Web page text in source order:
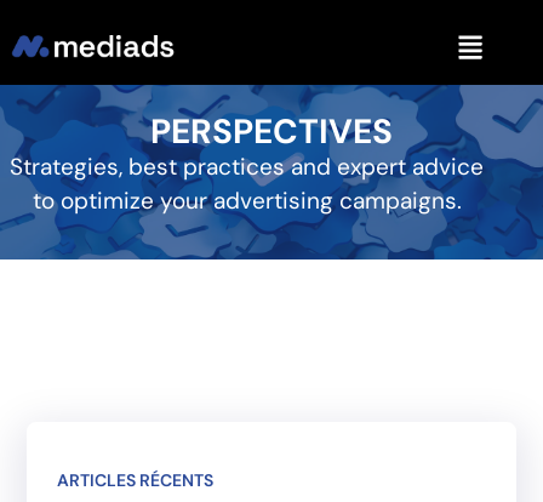
PERSPECTIVES
Strategies, best practices and expert advice
to optimize your advertising campaigns.
ARTICLES RÉCENTS